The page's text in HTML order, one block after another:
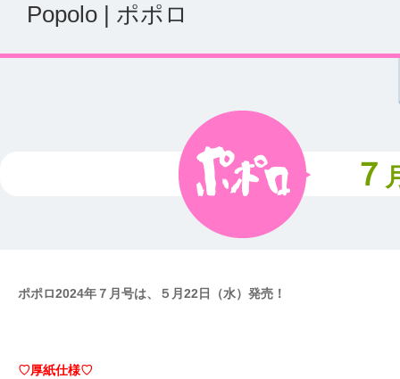
Popolo | ポポロ
７
ポポロ2024年７月号は、５月22日（水）発売！
♡厚紙仕様♡